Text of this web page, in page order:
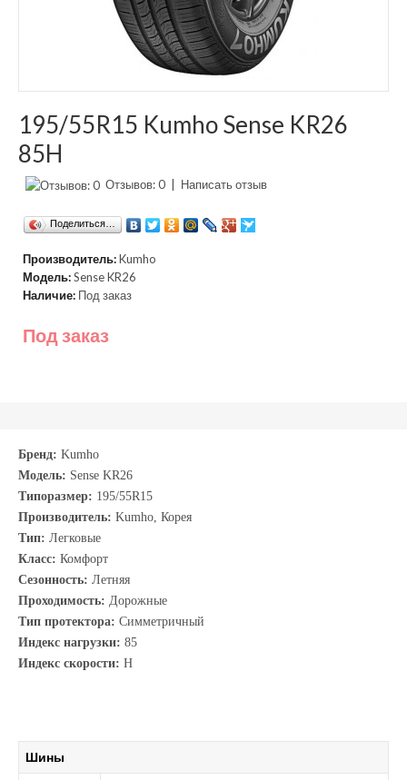
195/55R15 Kumho Sense KR26
85H
Отзывов: 0 Написать отзыв
Поделиться…
Производитель:Kumho
Модель:Sense KR26
Наличие: Под заказ
Под заказ
Бренд: Kumho
Модель: Sense KR26
Типоразмер: 195/55R15
Производитель: Kumho, Корея
Тип: Легковые
Класс: Комфорт
Сезонность: Летняя
Проходимость: Дорожные
Тип протектора: Симметричный
Индекс нагрузки: 85
Индекс скорости: H
Шины